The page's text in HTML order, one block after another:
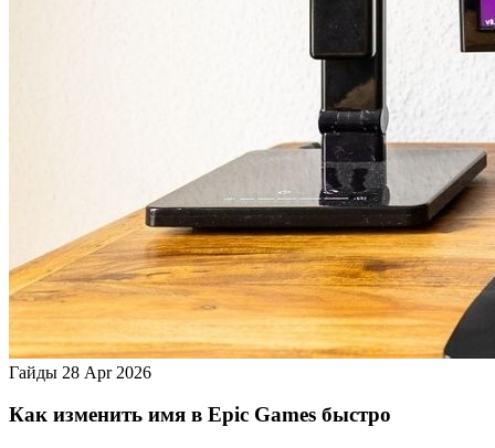
Гайды 28 Apr 2026
Как изменить имя в Epic Games быстро